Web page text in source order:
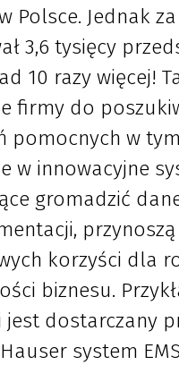
Polsce. Jednak
3,6 tysięcy
10 razy więcej!
firmy do
pomocnych w
w innowacyjne
gromadzić
przynoszą
korzyści dla
biznesu.
jest dostarczany
system